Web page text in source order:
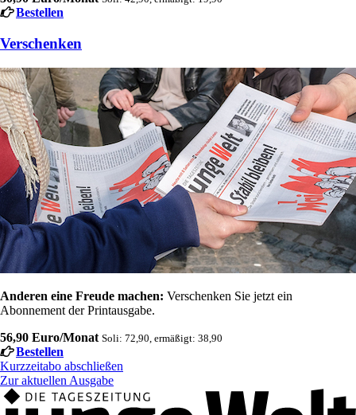
Bestellen
Verschenken
Anderen eine Freude machen: Verschenken Sie jetzt ein
Abonnement der Printausgabe.
56,90 Euro/Monat Soli: 72,90, ermäßigt: 38,90
Bestellen
Kurzzeitabo abschließen
Zur aktuellen Ausgabe